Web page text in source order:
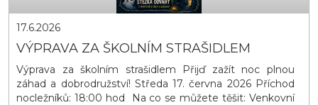
17.6.2026
VÝPRAVA ZA ŠKOLNÍM STRAŠIDLEM
Výprava za školním strašidlem Přijď zažít noc plnou
záhad a dobrodružství! Středa 17. června 2026 Příchod
nocležníků: 18:00 hod Na co se můžete těšit: Venkovní